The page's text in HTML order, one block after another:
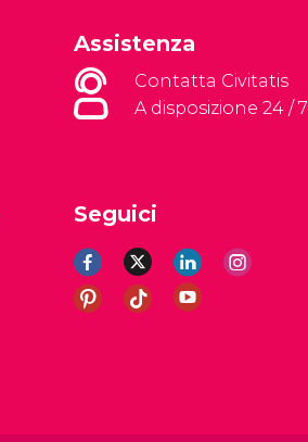
Assistenza
Contatta Civitatis
A disposizione 24 / 7
Seguici